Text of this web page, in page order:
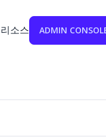
리소스 ADMIN